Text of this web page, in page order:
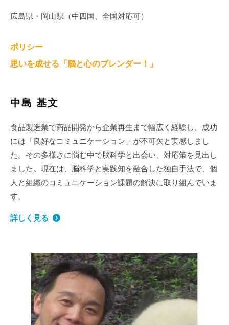
広島県・岡山県（中四国、全国対応可）
ポリシー
思いを成せる「脳と心のブレンダー！」
中島 基文
食品製造業で商品開発から企業再生まで幅広く経験し、成功
には「良好なコミュニケーション」が不可欠と実感しまし
た。その多様さに悩む中で脳科学と出会い、対応策を見出し
ました。現在は、脳科学と実践知を融合した独自手法で、個
人と組織のコミュニケーション課題の解決に取り組んでいま
す。
詳しく見る